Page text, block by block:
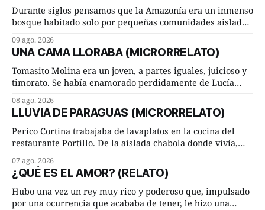
Durante siglos pensamos que la Amazonía era un inmenso
bosque habitado solo por pequeñas comunidades aisladas.
incompleta. Un equipo internacional de arqueólogos,
liderado por el investigador finlandés Martti Pärssinen,
de la Universidad de Helsinki, junto con especialistas de
Brasil y
09 ago. 2026
UNA CAMA LLORABA (MICRORRELATO)
Tomasito Molina era un joven, a partes iguales, juicioso y
timorato. Se había enamorado perdidamente de Lucía
ambos les iba de maravilla. Pero mantenían absoluta
discrepancia en un deseo ineluctable por parte de ella.
Lucía Arriate quería que ellos
08 ago. 2026
LLUVIA DE PARAGUAS (MICRORRELATO)
Perico Cortina trabajaba de lavaplatos en la cocina del
restaurante Portillo. De la aislada chabola donde vivía,
cuarto de hora andando a buen paso. Cierta noche,
terminada su jornada laboral caminaba él hacía su mísera
morada cundo comenzó a llover
07 ago. 2026
¿QUÉ ES EL AMOR? (RELATO)
Hubo una vez un rey muy rico y poderoso que, impulsado
por una ocurrencia que acababa de tener, le hizo una